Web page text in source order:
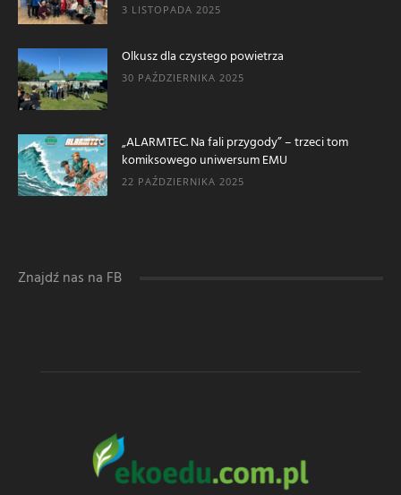
3 LISTOPADA 2025
Olkusz dla czystego powietrza
30 PAŹDZIERNIKA 2025
„ALARMTEC. Na fali przygody” – trzeci tom
komiksowego uniwersum EMU
22 PAŹDZIERNIKA 2025
Znajdź nas na FB